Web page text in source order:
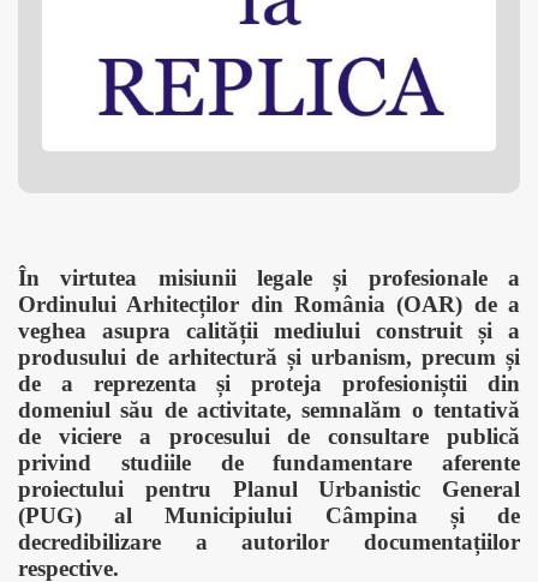
În virtutea misiunii legale și profesionale a
Ordinului Arhitecților din România (OAR) de a
veghea asupra calității mediului construit și a
produsului de arhitectură și urbanism, precum și
de a reprezenta și proteja profesioniștii din
domeniul său de activitate, semnalăm o tentativă
de viciere a procesului de consultare publică
privind studiile de fundamentare aferente
proiectului pentru Planul Urbanistic General
(PUG) al Municipiului Câmpina și de
decredibilizare a autorilor documentațiilor
respective.